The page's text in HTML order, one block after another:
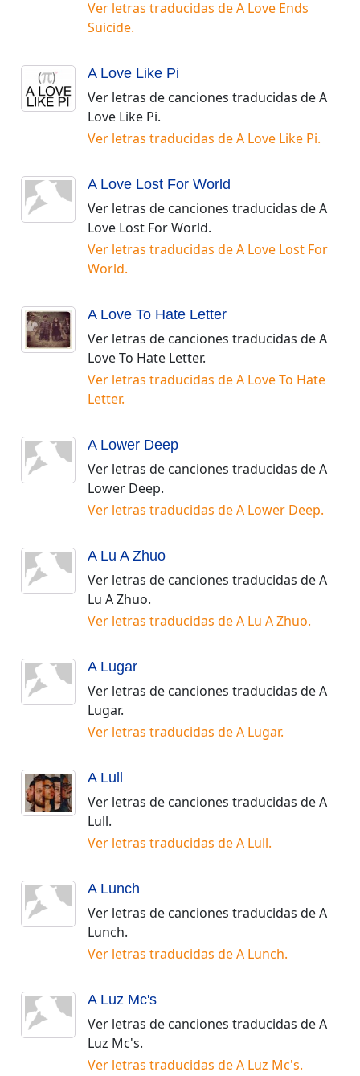
Ver letras traducidas deA Love Ends
Suicide.
A Love Like Pi
Ver letras de canciones traducidas deA
Love Like Pi.
Ver letras traducidas deA Love Like Pi.
A Love Lost For World
Ver letras de canciones traducidas deA
Love Lost For World.
Ver letras traducidas deA Love Lost For
World.
A Love To Hate Letter
Ver letras de canciones traducidas deA
Love To Hate Letter.
Ver letras traducidas deA Love To Hate
Letter.
A Lower Deep
Ver letras de canciones traducidas deA
Lower Deep.
Ver letras traducidas deA Lower Deep.
A Lu A Zhuo
Ver letras de canciones traducidas deA
Lu A Zhuo.
Ver letras traducidas deA Lu A Zhuo.
A Lugar
Ver letras de canciones traducidas deA
Lugar.
Ver letras traducidas deA Lugar.
A Lull
Ver letras de canciones traducidas deA
Lull.
Ver letras traducidas deA Lull.
A Lunch
Ver letras de canciones traducidas deA
Lunch.
Ver letras traducidas deA Lunch.
A Luz Mc's
Ver letras de canciones traducidas deA
Luz Mc's.
Ver letras traducidas deA Luz Mc's.